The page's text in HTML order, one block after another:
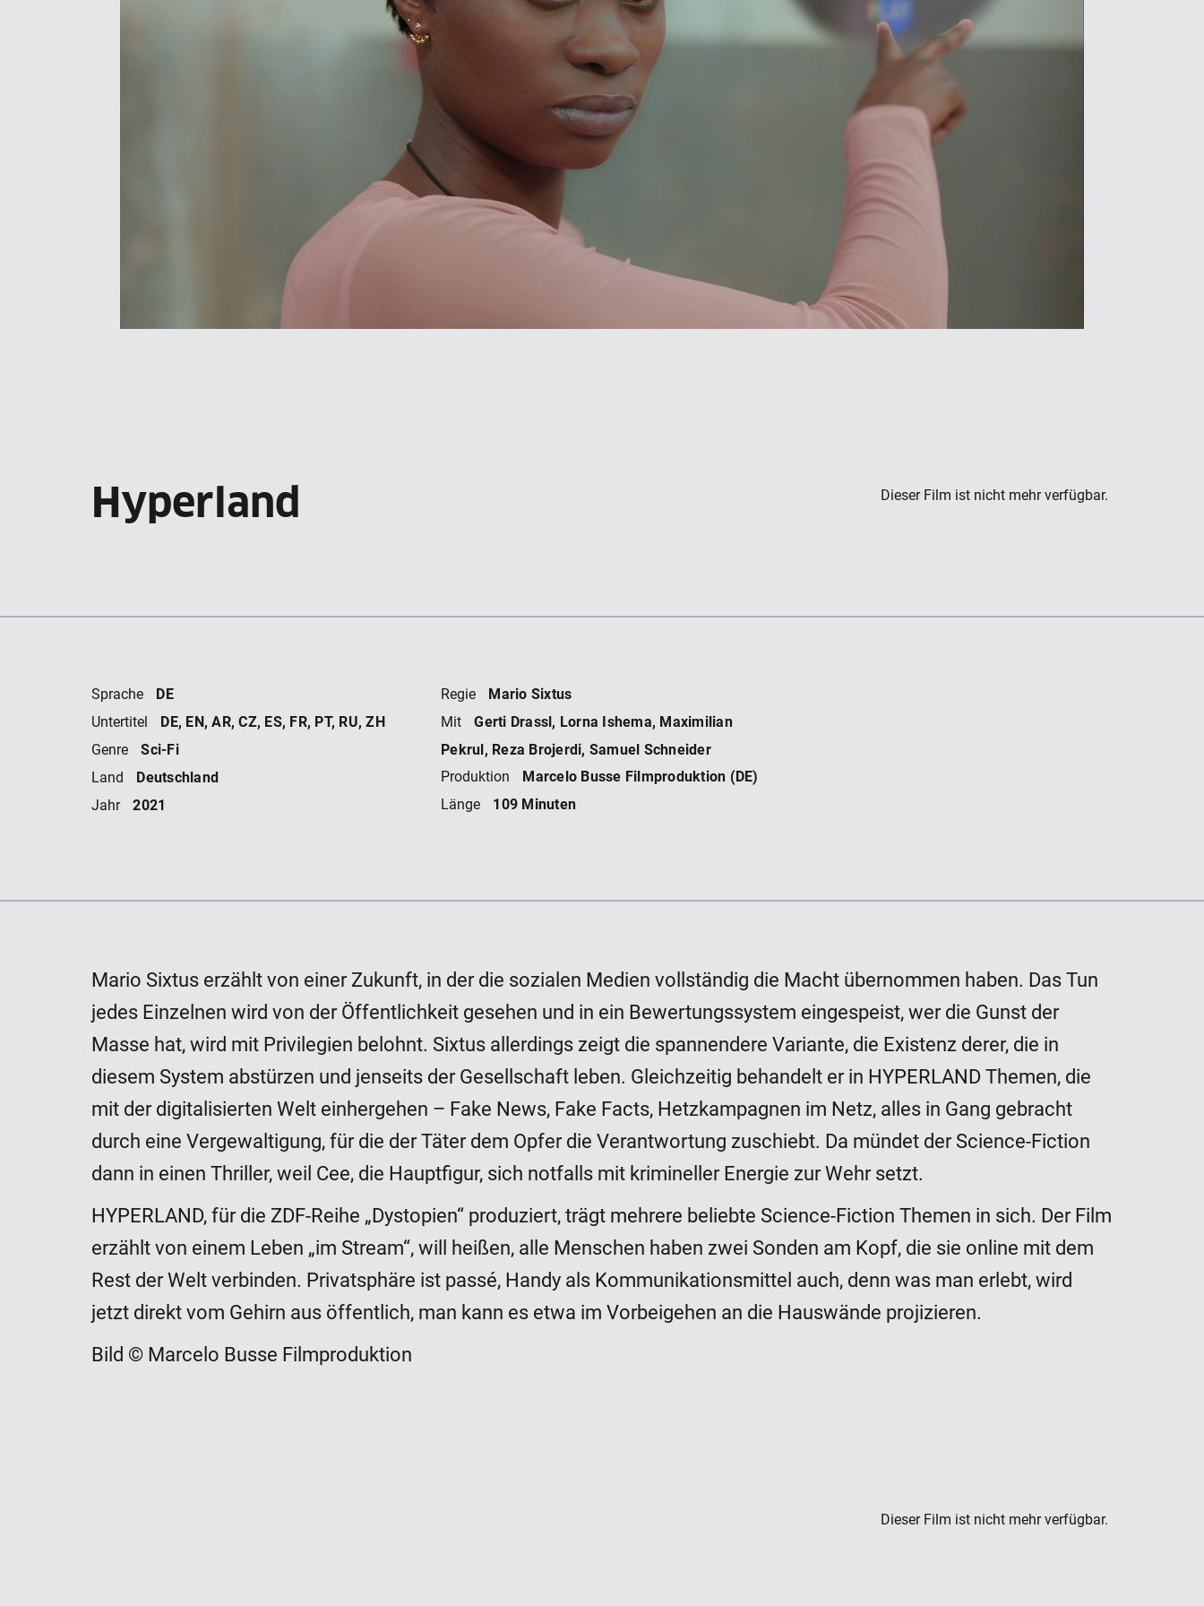
Hyperland Dieser Film ist nicht mehr verfügbar.
Sprache DE
Untertitel DE, EN, AR, CZ, ES, FR, PT, RU, ZH
Genre Sci-Fi
Land Deutschland
Jahr 2021
Regie Mario Sixtus
Mit
Gerti Drassl, Lorna Ishema, Maximilian
Pekrul, Reza Brojerdi, Samuel Schneider
Produktion Marcelo Busse Filmproduktion (DE)
Länge 109 Minuten
Mario Sixtus erzählt von einer Zukunft, in der die sozialen Medien vollständig die Macht übernommen haben. Das Tun
jedes Einzelnen wird von der Öffentlichkeit gesehen und in ein Bewertungssystem eingespeist, wer die Gunst der
Masse hat, wird mit Privilegien belohnt. Sixtus allerdings zeigt die spannendere Variante, die Existenz derer, die in
diesem System abstürzen und jenseits der Gesellschaft leben. Gleichzeitig behandelt er in HYPERLAND Themen, die
mit der digitalisierten Welt einhergehen – Fake News, Fake Facts, Hetzkampagnen im Netz, alles in Gang gebracht
durch eine Vergewaltigung, für die der Täter dem Opfer die Verantwortung zuschiebt. Da mündet der Science-Fiction
dann in einen Thriller, weil Cee, die Hauptfigur, sich notfalls mit krimineller Energie zur Wehr setzt.
HYPERLAND, für die ZDF-Reihe „Dystopien“ produziert, trägt mehrere beliebte Science-Fiction Themen in sich. Der Film
erzählt von einem Leben „im Stream“, will heißen, alle Menschen haben zwei Sonden am Kopf, die sie online mit dem
Rest der Welt verbinden. Privatsphäre ist passé, Handy als Kommunikationsmittel auch, denn was man erlebt, wird
jetzt direkt vom Gehirn aus öffentlich, man kann es etwa im Vorbeigehen an die Hauswände projizieren.
Bild © Marcelo Busse Filmproduktion
Dieser Film ist nicht mehr verfügbar.